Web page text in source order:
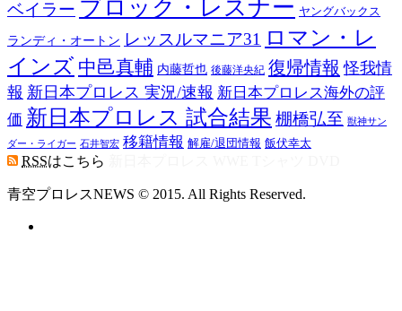
ベイラー ブロック・レスナー ヤングバックス
ランディ・オートン レッスルマニア31 ロマン・レ
インズ 中邑真輔 内藤哲也 後藤洋央紀 復帰情報 怪我情
報 新日本プロレス 実況/速報 新日本プロレス海外の評
価 新日本プロレス 試合結果 棚橋弘至 獣神サン
ダー・ライガー 石井智宏 移籍情報 解雇/退団情報 飯伏幸太
RSSはこちら
青空プロレスNEWS © 2015. All Rights Reserved.